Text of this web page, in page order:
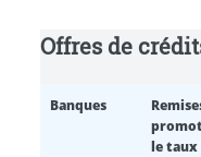
Offres de
Banques
le taux